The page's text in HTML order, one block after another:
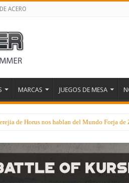
ACERO
MARCAS JUEGOS DE MESA
de Horus nos hablan del Mundo Forja de